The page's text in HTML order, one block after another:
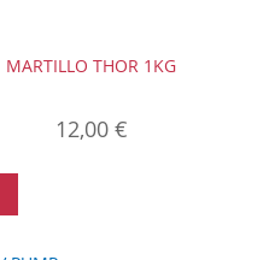
MARTILLO THOR 1KG
12,00 €